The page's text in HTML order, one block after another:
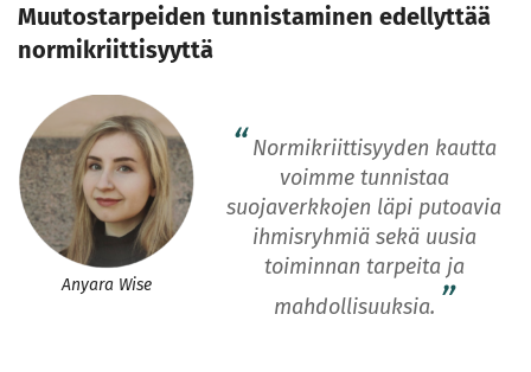
Muutostarpeiden tunnistaminen edellyttää
normikriittisyyttä
Anyara Wise
Normikriittisyyden kautta
voimme tunnistaa
suojaverkkojen läpi putoavia
ihmisryhmiä sekä uusia
toiminnan tarpeita ja
mahdollisuuksia.